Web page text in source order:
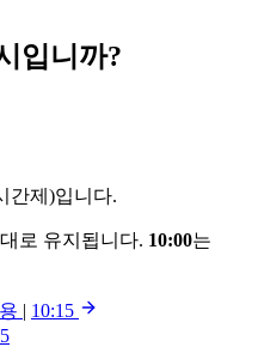
입니까?
간제)입니다.
로 유지됩니다. 10:00는
| 10:15